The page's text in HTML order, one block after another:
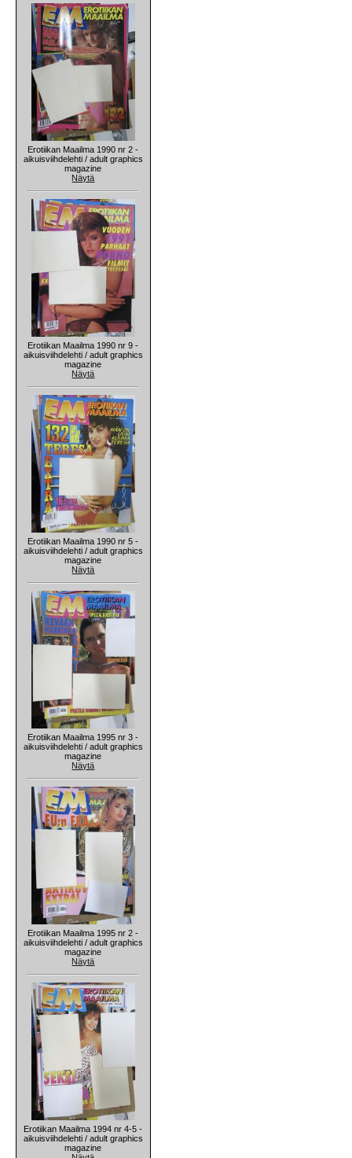
Erotiikan Maailma 1990 nr 2 -
aikuisviihdelehti / adult graphics
magazine
Näytä
Erotiikan Maailma 1990 nr 9 -
aikuisviihdelehti / adult graphics
magazine
Näytä
Erotiikan Maailma 1990 nr 5 -
aikuisviihdelehti / adult graphics
magazine
Näytä
Erotiikan Maailma 1995 nr 3 -
aikuisviihdelehti / adult graphics
magazine
Näytä
Erotiikan Maailma 1995 nr 2 -
aikuisviihdelehti / adult graphics
magazine
Näytä
Erotiikan Maailma 1994 nr 4-5 -
aikuisviihdelehti / adult graphics
magazine